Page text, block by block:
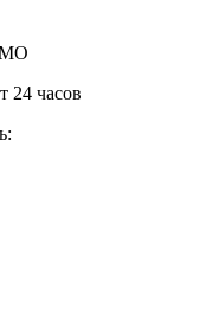
МО
24 часов